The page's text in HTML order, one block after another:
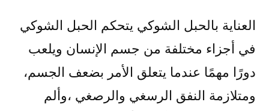
العناية بالحبل الشوكي يتحكم الحبل الشوكي
في أجزاء مختلفة من جسم الإنسان ويلعب
دورًا مهمًا عندما يتعلق الأمر بضعف الجسم،
ومتلازمة النفق الرسغي والرصغي ،وألم